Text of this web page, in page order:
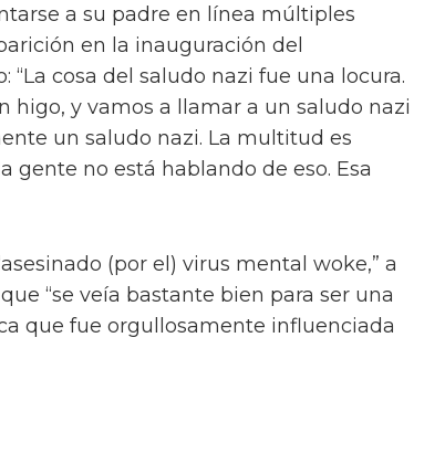
a su padre en línea múltiples
en la inauguración del
cosa del saludo nazi fue una locura.
higo, y vamos a llamar a un saludo nazi
un saludo nazi. La multitud es
no está hablando de eso. Esa
(por el) virus mental woke,” a
“se veía bastante bien para ser una
que fue orgullosamente influenciada